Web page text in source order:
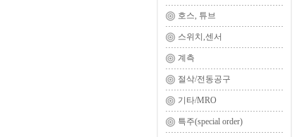
호스, 튜브
스위치,센서
계측
절삭/전동공구
기타/MRO
특주(special order)